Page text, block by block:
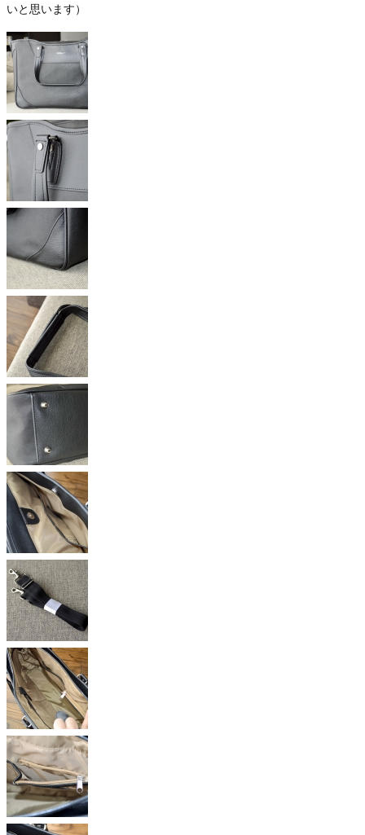
いと思います）
001_2017040
8_200-
BAG116
002_201704
08_200-
BAG116
003_201704
08_200-
BAG116
004_201704
08_200-
BAG116
005_201704
08_200-
BAG116
006_201704
08_200-
BAG116
007_2017040
8_200-
BAG116
008_201704
08_200-
BAG116